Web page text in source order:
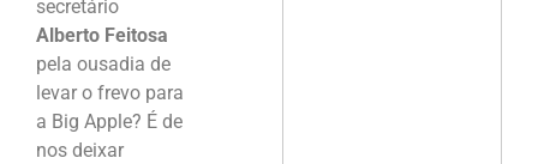
secretário
Alberto Feitosa
pela ousadia de
levar o frevo para
a Big Apple? É de
nos deixar